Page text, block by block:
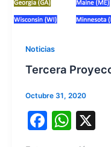
Noticias
Tercera
Octubre 31, 2020
F W X